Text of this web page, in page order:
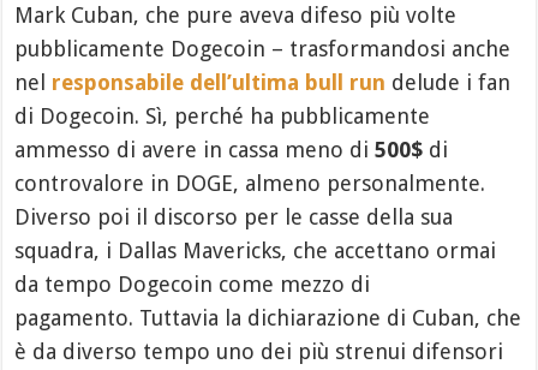
Mark Cuban, che pure aveva difeso più volte
pubblicamente Dogecoin – trasformandosi anche
nel responsabile dell’ultima bull run delude i fan
di Dogecoin. Sì, perché ha pubblicamente
ammesso di avere in cassa meno di500$ di
controvalore in DOGE, almeno personalmente.
Diverso poi il discorso per le casse della sua
squadra, i Dallas Mavericks, che accettano ormai
da tempo Dogecoin come mezzo di
pagamento. Tuttavia la dichiarazione di Cuban, che
è da diverso tempo uno dei più strenui difensori